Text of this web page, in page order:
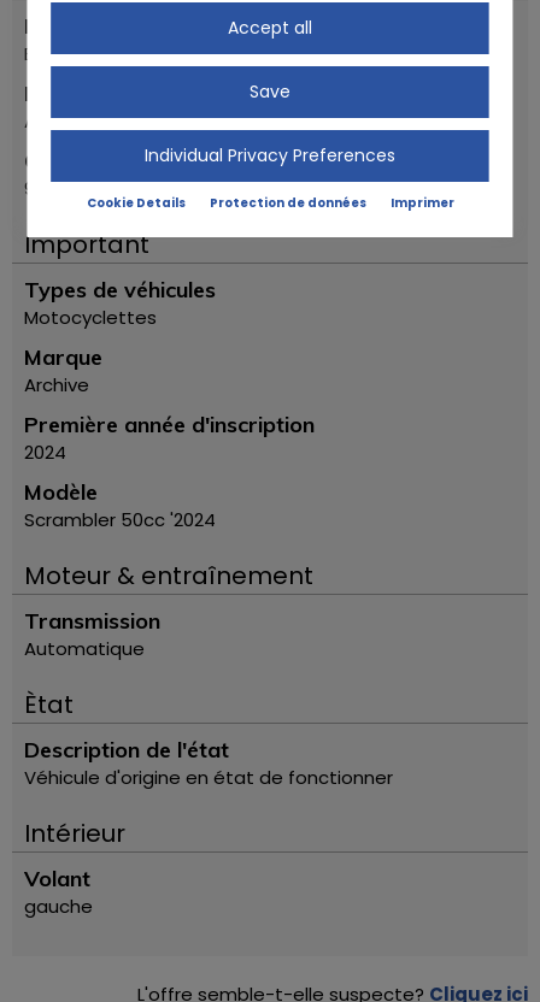
Pays
Belgique
Emplacement
Aalter
Code postal
9880
Important
Types de véhicules
Motocyclettes
Marque
Archive
Première année d'inscription
2024
Modèle
Scrambler 50cc '2024
Moteur & entraînement
Transmission
Automatique
Ètat
Description de l'état
Véhicule d'origine en état de fonctionner
Intérieur
Volant
gauche
L'offre semble-t-elle suspecte? Cliquez ici
Accept all
Save
Individual Privacy Preferences
Cookie Details Protection de données Imprimer